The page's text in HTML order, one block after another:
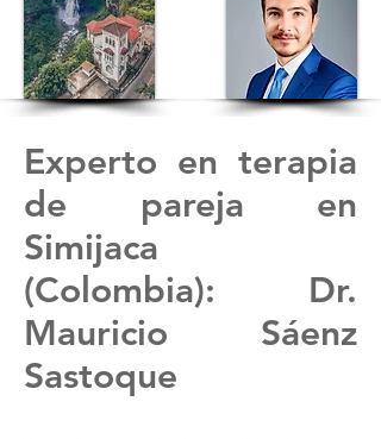
Experto en terapia
de pareja en
Simijaca
(Colombia): Dr.
Mauricio Sáenz
Sastoque